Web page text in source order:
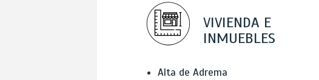
VIVIENDA E
INMUEBLES
Alta de Adrema